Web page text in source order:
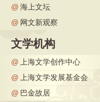
@ 海上文坛
@ 网文新观察
文学机构
@
上海文学创作中心
@
上海文学发展基金会
@ 巴金故居